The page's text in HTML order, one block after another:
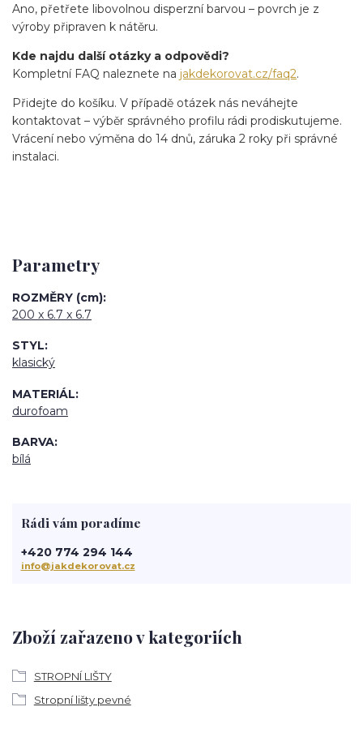
Ano, přetřete libovolnou disperzní barvou – povrch je z
výroby připraven k nátěru.
Kde najdu další otázky a odpovědi?
Kompletní FAQ naleznete na jakdekorovat.cz/faq2.
Přidejte do košíku. V případě otázek nás neváhejte
kontaktovat – výběr správného profilu rádi prodiskutujeme.
Vrácení nebo výměna do 14 dnů, záruka 2 roky při správné
instalaci.
Parametry
ROZMĚRY (cm)
200 x 6.7 x 6.7
STYL
klasický
MATERIÁL
durofoam
BARVA
bílá
Zboží zařazeno v kategoriích
STROPNÍ LIŠTY
Stropní lišty pevné
Rádi vám poradíme
+420 774 294 144
info@jakdekorovat.cz